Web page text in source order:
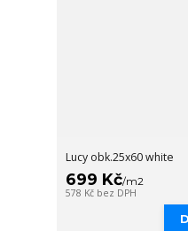
Lucy obk.25x60 white
699 Kč/m2
578 Kč bez DPH